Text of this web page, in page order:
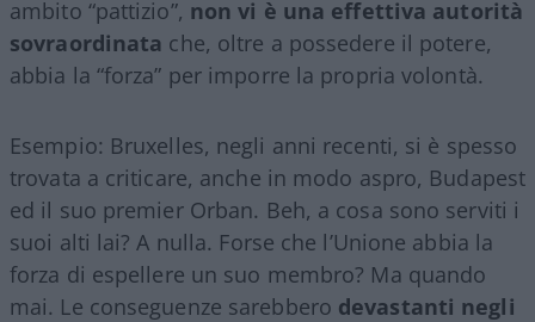
ambito “pattizio”, non vi è una effettiva autorità
sovraordinata che, oltre a possedere il potere,
abbia la “forza” per imporre la propria volontà.
Esempio: Bruxelles, negli anni recenti, si è spesso
trovata a criticare, anche in modo aspro, Budapest
ed il suo premier Orban. Beh, a cosa sono serviti i
suoi alti lai? A nulla. Forse che l’Unione abbia la
forza di espellere un suo membro? Ma quando
mai. Le conseguenze sarebbero devastanti negli